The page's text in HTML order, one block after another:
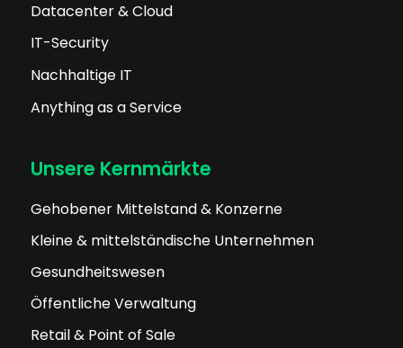
Datacenter & Cloud
IT-Security
Nachhaltige IT
Anything as a Service
Unsere Kernmärkte
Gehobener Mittelstand & Konzerne
Kleine & mittelständische Unternehmen
Gesundheitswesen
Öffentliche Verwaltung
Retail & Point of Sale